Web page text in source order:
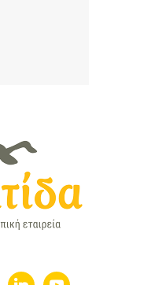
linkedin youtube